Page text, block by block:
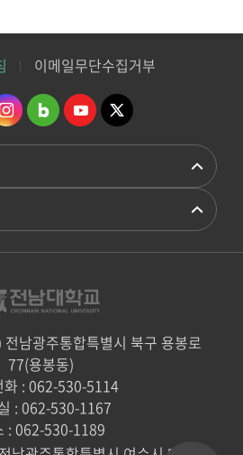
이메일무단수집거부
남광주통합특별시 북구 용봉로
77(용봉동)
화 : 062-530-5114
: 062-530-1167
: 062-530-1189